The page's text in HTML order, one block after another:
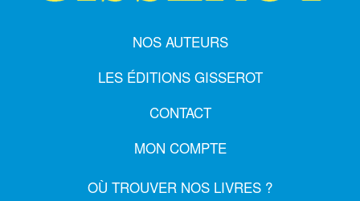
NOS AUTEURS
LES ÉDITIONS GISSEROT
CONTACT
MON COMPTE
OÙ TROUVER NOS LIVRES ?